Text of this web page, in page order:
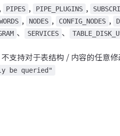
PIPES , PIPE_PLUGINS ,
, NODES , CONFIG_NODES ,
、 SERVICES 、
不支持对于表结构 / 内容的任意
be queried"